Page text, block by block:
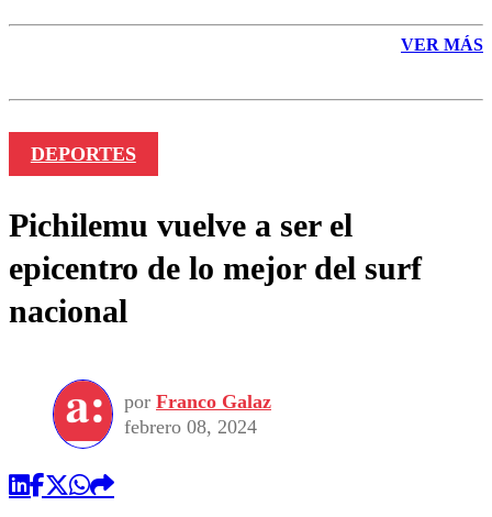
VER MÁS
DEPORTES
Pichilemu vuelve a ser el
epicentro de lo mejor del surf
nacional
por Franco Galaz
febrero 08, 2024